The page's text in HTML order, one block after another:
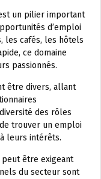
un pilier important
d’emploi
les cafés, les hôtels
ce domaine
passionnés.
être divers, allant
des rôles
trouver un emploi
leurs intérêts.
être exigeant
du secteur sont